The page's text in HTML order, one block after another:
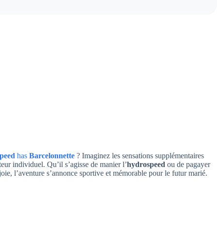
hasBarcelonnette ? Imaginez les sensations supplémentaires
individuel. Qu’il s’agisse de manier l’hydrospeed ou de pagayer
l’aventure s’annonce sportive et mémorable pour le futur marié.